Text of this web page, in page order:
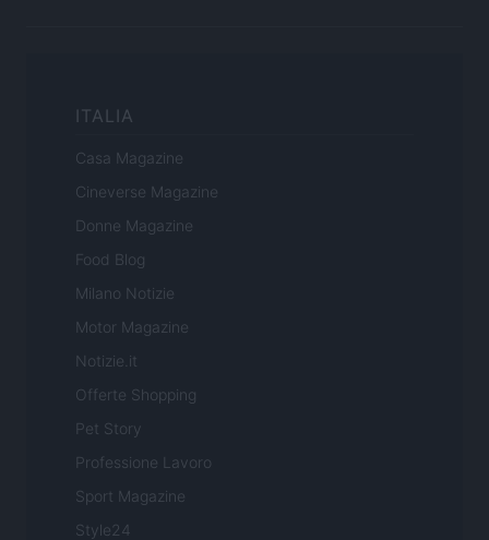
ITALIA
Casa Magazine
Cineverse Magazine
Donne Magazine
Food Blog
Milano Notizie
Motor Magazine
Notizie.it
Offerte Shopping
Pet Story
Professione Lavoro
Sport Magazine
Style24